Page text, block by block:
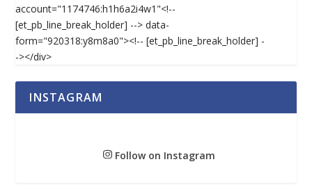
account="1174746:h1h6a2i4w1"<!--
[et_pb_line_break_holder] --> data-
form="920318:y8m8a0"><!-- [et_pb_line_break_holder] -
-></div>
INSTAGRAM
Follow on Instagram